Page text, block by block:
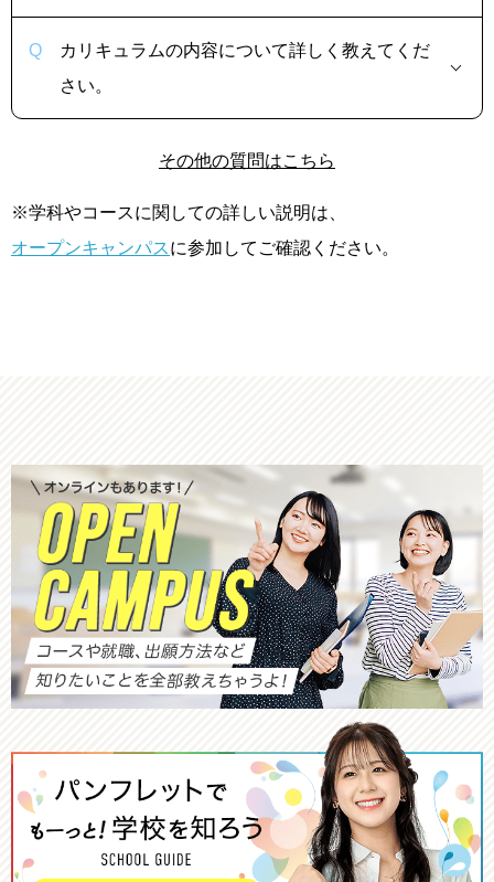
カリキュラムの内容について詳しく教えてくだ
さい。
その他の質問はこちら
※学科やコースに関しての詳しい説明は、
オープンキャンパスに参加してご確認ください。